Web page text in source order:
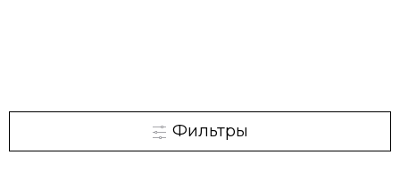
Фильтры